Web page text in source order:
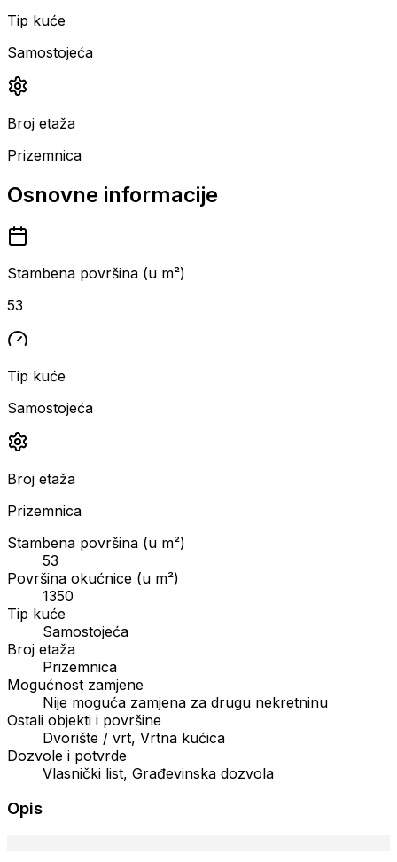
Tip kuće
Samostojeća
Broj etaža
Prizemnica
Osnovne informacije
Stambena površina (u m²)
53
Tip kuće
Samostojeća
Broj etaža
Prizemnica
Stambena površina (u m²)
53
Površina okućnice (u m²)
1350
Tip kuće
Samostojeća
Broj etaža
Prizemnica
Mogućnost zamjene
Nije moguća zamjena za drugu nekretninu
Ostali objekti i površine
Dvorište / vrt, Vrtna kućica
Dozvole i potvrde
Vlasnički list, Građevinska dozvola
Opis